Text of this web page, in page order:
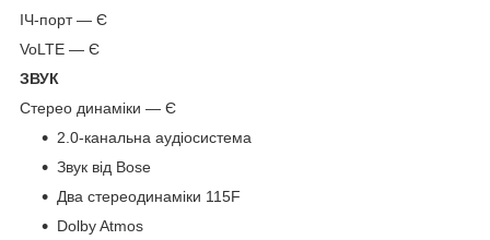
ІЧ-порт — Є
VoLTE — Є
ЗВУК
Стерео динаміки — Є
2.0-канальна аудіосистема
Звук від Bose
Два стереодинаміки 115F
Dolby Atmos